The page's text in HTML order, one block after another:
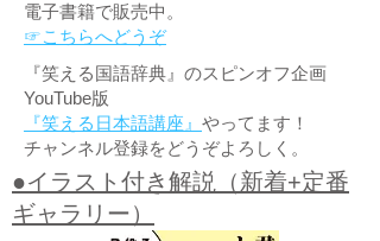
電子書籍で販売中。
☞こちらへどうぞ
『笑える国語辞典』のスピンオフ企画
YouTube版
『笑える日本語講座』 やってます！
チャンネル登録をどうぞよろしく。
●イラスト付き解説（新着+定番
ギャラリー）